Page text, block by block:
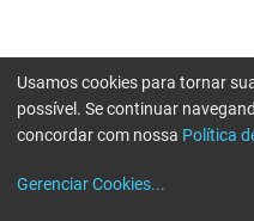
Usamos cookies para tornar
possível. Se continuar
concordar com nossa Política
Gerenciar Cookies...
Erro ao enviar informações,